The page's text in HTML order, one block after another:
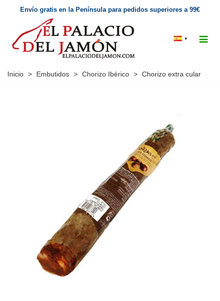
Envío gratis en la Península para pedidos superiores a 99€
▾
Inicio > Embutidos > Chorizo Ibérico > Chorizo extra cular